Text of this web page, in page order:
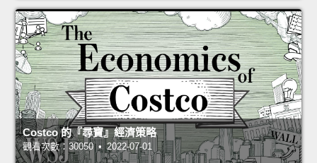
Costco 的『尋寶』經濟策略
觀看次數：30050 • 2022-07-01